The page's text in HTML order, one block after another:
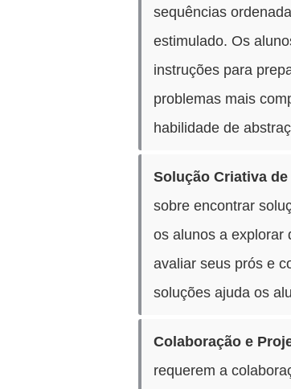
sequências
estimulado. Os
instruções para
problemas mais
habilidade de
Solução Criativa
sobre encontrar
os alunos a explorar
avaliar seus prós e
soluções ajuda os
Colaboração e
requerem a